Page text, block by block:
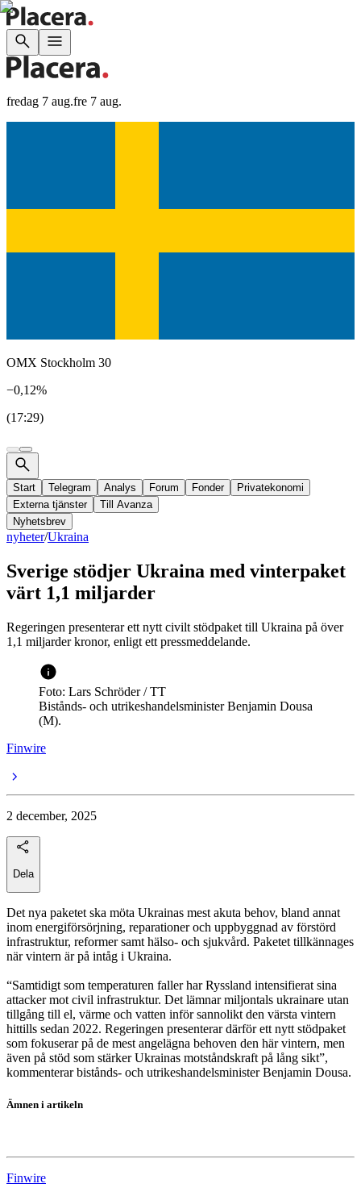
fredag 7 aug.fre 7 aug.
OMX Stockholm 30
−0,12%
(17:29)
Start Telegram Analys Forum Fonder
Privatekonomi
Externa tjänster
Till Avanza
Nyhetsbrev
nyheter/Ukraina
Sverige stödjer Ukraina med vinterpaket
värt 1,1 miljarder
Regeringen presenterar ett nytt civilt stödpaket till Ukraina på över
1,1 miljarder kronor, enligt ett pressmeddelande.
Foto: Lars Schröder / TT
Bistånds- och utrikeshandelsminister Benjamin Dousa
(M).
Finwire
2 december, 2025
Dela
Det nya paketet ska möta Ukrainas mest akuta behov, bland annat
inom energiförsörjning, reparationer och uppbyggnad av förstörd
infrastruktur, reformer samt hälso- och sjukvård. Paketet tillkännages
när vintern är på intåg i Ukraina.
“Samtidigt som temperaturen faller har Ryssland intensifierat sina
attacker mot civil infrastruktur. Det lämnar miljontals ukrainare utan
tillgång till el, värme och vatten inför sannolikt den värsta vintern
hittills sedan 2022. Regeringen presenterar därför ett nytt stödpaket
som fokuserar på de mest angelägna behoven den här vintern, men
även på stöd som stärker Ukrainas motståndskraft på lång sikt”,
kommenterar bistånds- och utrikeshandelsminister Benjamin Dousa.
Ämnen i artikeln
Finwire